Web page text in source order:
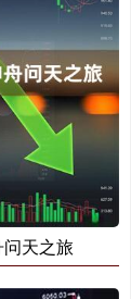
天之旅